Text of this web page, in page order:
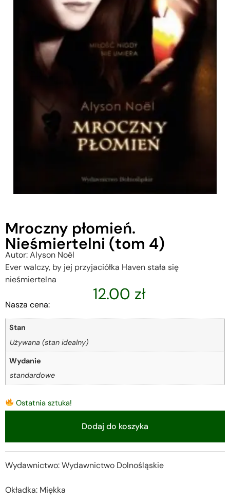
Mroczny płomień.
Nieśmiertelni (tom 4)
Autor: Alyson Noël
Ever walczy, by jej przyjaciółka Haven stała się
nieśmiertelna
Nasza cena:
12.00 zł
Stan
Używana (stan idealny)
Wydanie
standardowe
Ostatnia sztuka!
Dodaj do koszyka
Wydawnictwo: Wydawnictwo Dolnośląskie
Okładka: Miękka